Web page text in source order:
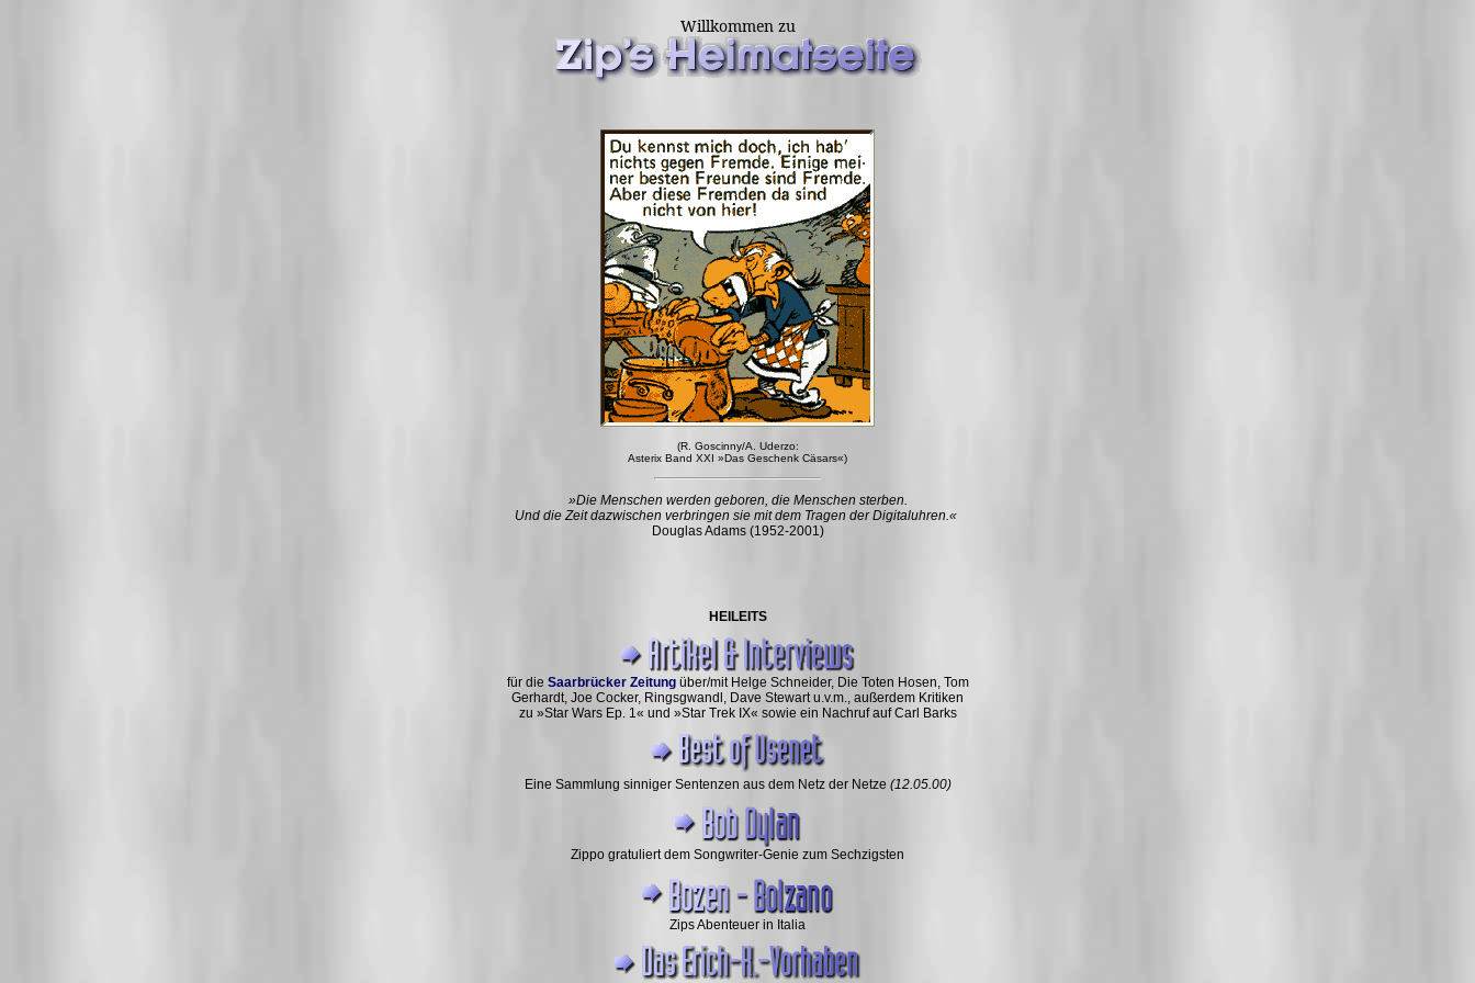
Willkommen zu
(R. Goscinny/A. Uderzo:
Asterix Band XXI »Das Geschenk Cäsars«)
»Die Menschen werden geboren, die Menschen sterben.
Und die Zeit dazwischen verbringen sie mit dem Tragen der Digitaluhren.«
Douglas Adams (1952-2001)
HEILEITS
für die Saarbrücker Zeitungüber/mit Helge Schneider, Die Toten Hosen, Tom
Gerhardt, Joe Cocker, Ringsgwandl, Dave Stewart u.v.m., außerdem Kritiken
zu »Star Wars Ep. 1« und »Star Trek IX« sowie ein Nachruf auf Carl Barks
Eine Sammlung sinniger Sentenzen aus dem Netz der Netze (12.05.00)
Zippo gratuliert dem Songwriter-Genie zum Sechzigsten
Zips Abenteuer in Italia